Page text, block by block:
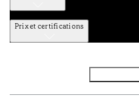
Prix et certifications